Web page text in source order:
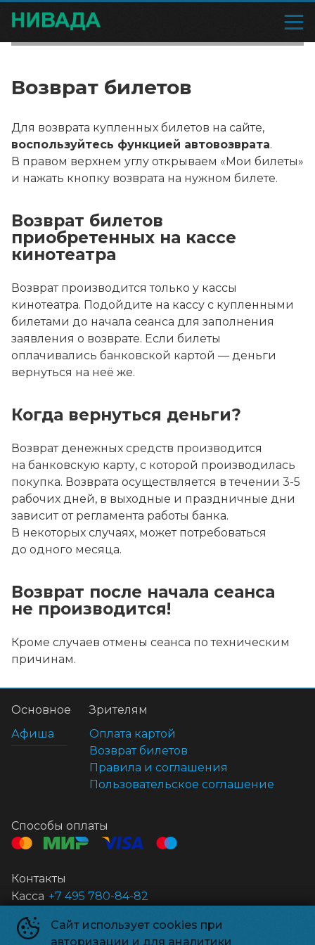
Возврат билетов
Для возврата купленных билетов на сайте,
воспользуйтесь функцией автовозврата.
В правом верхнем углу открываем «Мои билеты»
и нажать кнопку возврата на нужном билете.
Возврат билетов
приобретенных на кассе
кинотеатра
Возврат производится только у кассы
кинотеатра. Подойдите на кассу с купленными
билетами до начала сеанса для заполнения
заявления о возврате. Если билеты
оплачивались банковской картой — деньги
вернуться на неё же.
Когда вернуться деньги?
Возврат денежных средств производится
на банковскую карту, с которой производилась
покупка. Возврата осуществляется в течении 3-5
рабочих дней, в выходные и праздничные дни
зависит от регламента работы банка.
В некоторых случаях, может потребоваться
до одного месяца.
Возврат после начала сеанса
не производится!
Кроме случаев отмены сеанса по техническим
причинам.
Сайт использует cookies при
авторизации и для аналитики
Основное
Афиша
Зрителям
Оплата картой
Возврат билетов
Правила и соглашения
Пользовательское соглашение
Способы оплаты
Контакты
Касса +7 495 780-84-82
Нивада 3D ©2020- 2026